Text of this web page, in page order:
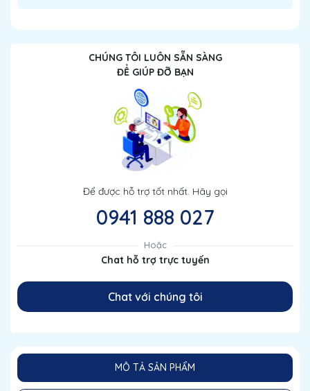
CHÚNG TÔI LUÔN SẴN SÀNG
ĐỂ GIÚP ĐỠ BẠN
Để được hỗ trợ tốt nhất. Hãy gọi
0941 888 027
Hoặc
Chat hỗ trợ trực tuyến
Chat với chúng tôi
MÔ TẢ SẢN PHẨM